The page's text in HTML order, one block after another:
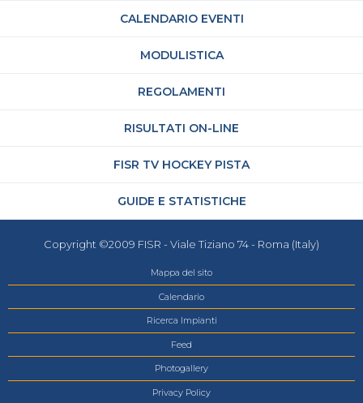
CALENDARIO EVENTI
MODULISTICA
REGOLAMENTI
RISULTATI ON-LINE
FISR TV HOCKEY PISTA
GUIDE E STATISTICHE
Copyright ©2009 FISR - Viale Tiziano 74 - Roma (Italy)
Mappa del sito
Calendario
Ricerca Impianti
Feed
Photogallery
Privacy Policy